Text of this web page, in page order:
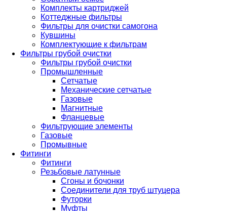
Комплекты картриджей
Коттеджные фильтры
Фильтры для очистки самогона
Кувшины
Комплектующие к фильтрам
Фильтры грубой очистки
Фильтры грубой очистки
Промышленные
Сетчатые
Механические сетчатые
Газовые
Магнитные
Фланцевые
Фильтрующие элементы
Газовые
Промывные
Фитинги
Фитинги
Резьбовые латунные
Сгоны и бочонки
Соединители для труб штуцера
Футорки
Муфты